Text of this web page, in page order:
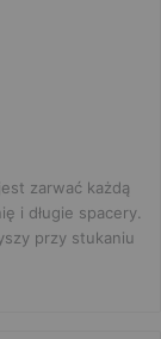
zarwać każdą
i długie spacery.
przy stukaniu